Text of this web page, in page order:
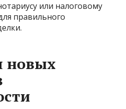
или налоговому
правильного
новых